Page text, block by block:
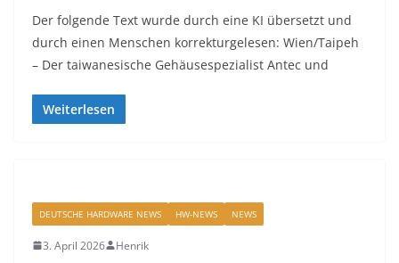
Der folgende Text wurde durch eine KI übersetzt und
durch einen Menschen korrekturgelesen: Wien/Taipeh
– Der taiwanesische Gehäusespezialist Antec und
Weiterlesen
DEUTSCHE HARDWARE NEWS HW-NEWS NEWS
3. April 2026 Henrik